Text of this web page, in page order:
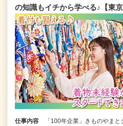
の知識もイチから学べる♪【東京
仕事内容
「100年企業」きものやま